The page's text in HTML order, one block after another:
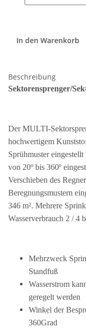
In den Warenkorb
Beschreibung
Sektorensprenger/
Der MULTI-
hochwertigem
Sprühmuster
von 20º bis 360º
Verschieben des
Beregnungsmustern
346 m². Mehrere
Wasserverbrauch 2 / 4
Mehrzweck
Standfuß
Wasserstrom
geregelt werden
Winkel der
360Grad